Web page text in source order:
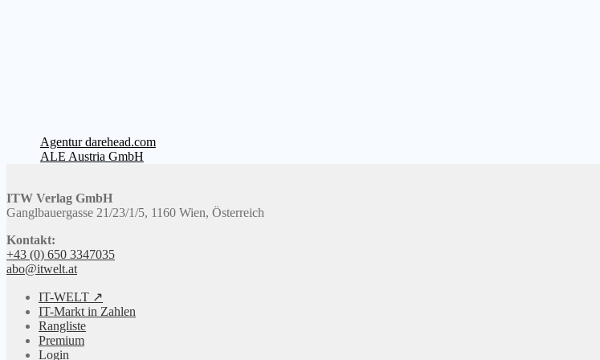
Beitragsnavigation
Vorheriger
Beitrag:
Agentur darehead.com
Nächster
ALE Austria GmbH
ITW Verlag GmbH
Ganglbauergasse 21/23/1/5, 1160 Wien, Österreich
Kontakt:
+43 (0) 650 3347035
abo@itwelt.at
IT-WELT ↗
IT-Markt in Zahlen
Rangliste
Premium
Login